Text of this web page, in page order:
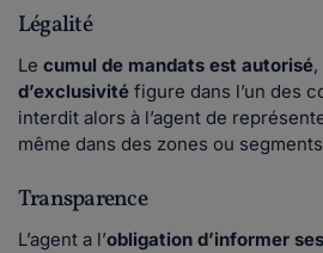
Légalité
Le cumul de mandats est autorisé
d’exclusivité figure dans l’un des
interdit alors à l’agent de
même dans des zones ou
Transparence
L’agent a l’obligation d’informer